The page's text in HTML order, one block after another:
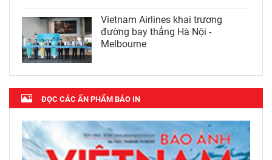
Vietnam Airlines khai trương
đường bay thẳng Hà Nội -
Melbourne
ĐỌC CÁC ẤN PHẨM BÁO IN